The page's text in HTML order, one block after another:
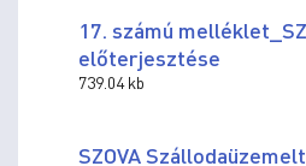
17. számú
előterjesztése
739.04 kb
SZOVA